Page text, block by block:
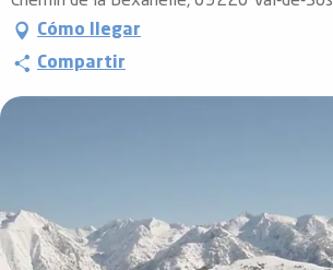
Cómo llegar
Compartir